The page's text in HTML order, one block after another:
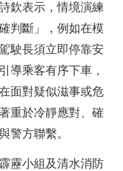
欽表示，情境演練
判斷」，例如在模
駛長須立即停靠安
導乘客有序下車，
面對疑似滋事或危
重於冷靜應對、確
警方聯繫。
靂小組及清水消防